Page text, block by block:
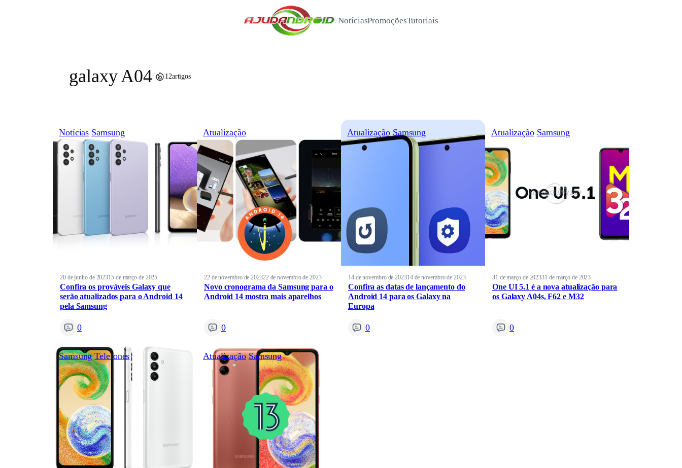
/NotíciasPromoçõesTutoriais
galaxy A04/ 12artigos
Notícias Samsung
20 de junho de 202315 de março de 2025
Confira os prováveis Galaxy que
serão atualizados para o Android 14
pela Samsung
0
Atualização
22 de novembro de 202322 de novembro de 2023
Novo cronograma da Samsung para o
Android 14 mostra mais aparelhos
0
Atualização Samsung
14 de novembro de 202314 de novembro de 2023
Confira as datas de lançamento do
Android 14 para os Galaxy na
Europa
0
Atualização Samsung
31 de março de 202331 de março de 2023
One UI 5.1 é a nova atualização para
os Galaxy A04s, F62 e M32
0
Samsung Telefones Atualização Samsung